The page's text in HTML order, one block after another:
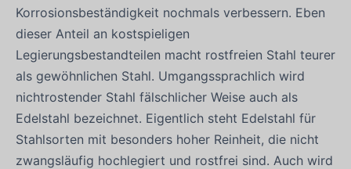
Korrosionsbeständigkeit nochmals verbessern. Eben
dieser Anteil an kostspieligen
Legierungsbestandteilen macht rostfreien Stahl teurer
als gewöhnlichen Stahl. Umgangssprachlich wird
nichtrostender Stahl fälschlicher Weise auch als
Edelstahl bezeichnet. Eigentlich steht Edelstahl für
Stahlsorten mit besonders hoher Reinheit, die nicht
zwangsläufig hochlegiert und rostfrei sind. Auch wird